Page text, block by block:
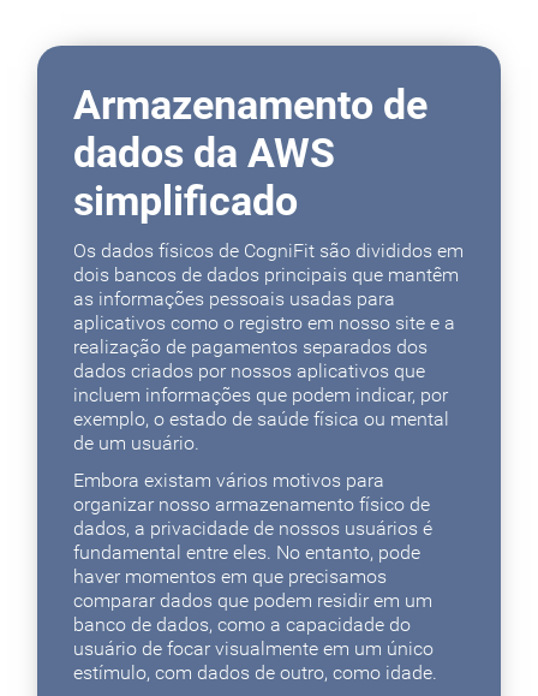
Armazenamento de
dados da AWS
simplificado
Os dados físicos de CogniFit são divididos em
dois bancos de dados principais que mantêm
as informações pessoais usadas para
aplicativos como o registro em nosso site e a
realização de pagamentos separados dos
dados criados por nossos aplicativos que
incluem informações que podem indicar, por
exemplo, o estado de saúde física ou mental
de um usuário.
Embora existam vários motivos para
organizar nosso armazenamento físico de
dados, a privacidade de nossos usuários é
fundamental entre eles. No entanto, pode
haver momentos em que precisamos
comparar dados que podem residir em um
banco de dados, como a capacidade do
usuário de focar visualmente em um único
estímulo, com dados de outro, como idade.